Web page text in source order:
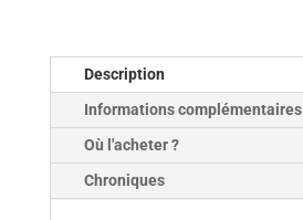
Description
Informations complémentaires
Où l'acheter ?
Chroniques